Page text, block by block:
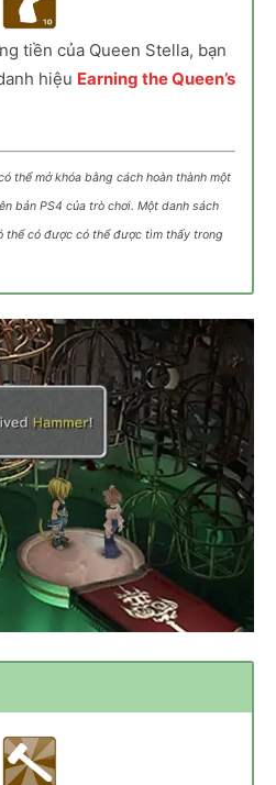
tiền của Queen Stella, bạn
hiệu Earning the Queen’s
thể mở khóa bằng cách hoàn thành một
bản PS4 của trò chơi. Một danh sách
thể có được có thể được tìm thấy trong